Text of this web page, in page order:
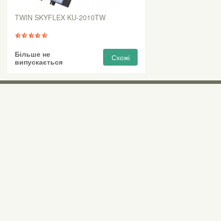
TWIN SKYFLEX KU-2010TW
Більше не
випускається
Схожі